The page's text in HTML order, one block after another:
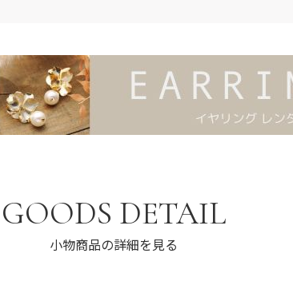
GOODS DETAIL
小物商品の詳細を見る